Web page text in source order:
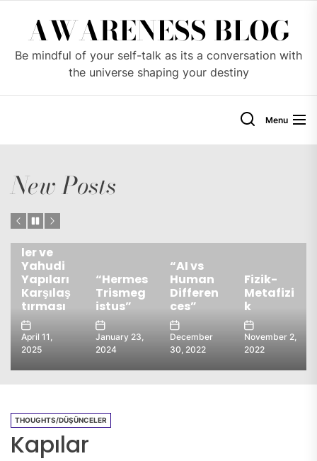
content
AWARENESS BLOG
Be mindful of your self-talk as its a conversation with
the universe shaping your destiny
Menu
New Posts
Türkiye’
deki
Cemaat
ler ve
Yahudi
Yapıları
Karşılaş
tırması
April 11,
2025
“Hermes
Trismeg
istus”
January 23,
2024
“AI vs
Human
Differen
ces”
December
30, 2022
Fizik-
Metafizi
k
November 2,
2022
THOUGHTS/DÜŞÜNCELER
Kapılar